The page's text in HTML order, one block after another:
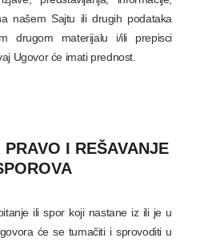
našem Sajtu ili drugih podataka
drugom materijalu i/ili prepisci
Ugovor će imati prednost.
PRAVO I REŠAVANJE
ili spor koji nastane iz ili je u
će se tumačiti i sprovoditi u